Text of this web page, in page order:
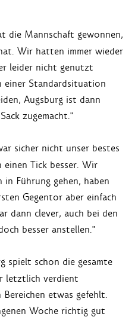
die Mannschaft gewonnen,
Wir hatten immer wieder
leider nicht genutzt
einer Standardsituation
Augsburg ist dann
zugemacht."
sicher nicht unser bestes
Tick besser. Wir
in Führung gehen, haben
Gegentor aber einfach
dann clever, auch bei den
besser anstellen."
spielt schon die gesamte
letztlich verdient
etwas gefehlt.
Woche richtig gut